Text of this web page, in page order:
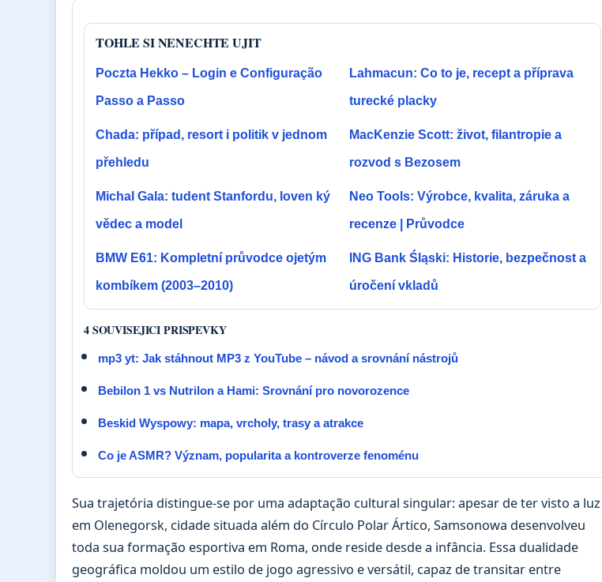
TOHLE SI NENECHTE UJIT
Poczta Hekko – Login e Configuração
Passo a Passo
Lahmacun: Co to je, recept a příprava
turecké placky
Chada: případ, resort i politik v jednom
přehledu
MacKenzie Scott: život, filantropie a
rozvod s Bezosem
Michal Gala: tudent Stanfordu, loven ký
vědec a model
Neo Tools: Výrobce, kvalita, záruka a
recenze | Průvodce
BMW E61: Kompletní průvodce ojetým
kombíkem (2003–2010)
ING Bank Śląski: Historie, bezpečnost a
úročení vkladů
4 SOUVISEJICI PRISPEVKY
mp3 yt: Jak stáhnout MP3 z YouTube – návod a srovnání nástrojů
Bebilon 1 vs Nutrilon a Hami: Srovnání pro novorozence
Beskid Wyspowy: mapa, vrcholy, trasy a atrakce
Co je ASMR? Význam, popularita a kontroverze fenoménu
Sua trajetória distingue-se por uma adaptação cultural singular: apesar de ter visto a luz
em Olenegorsk, cidade situada além do Círculo Polar Ártico, Samsonowa desenvolveu
toda sua formação esportiva em Roma, onde reside desde a infância. Essa dualidade
geográfica moldou um estilo de jogo agressivo e versátil, capaz de transitar entre